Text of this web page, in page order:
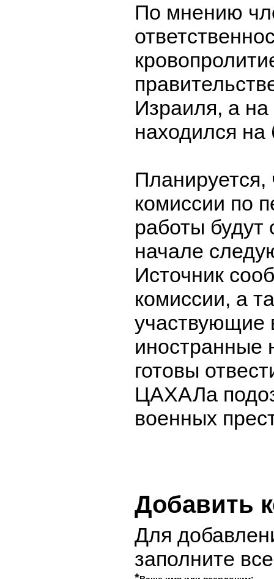
По мнению
Израиля, а на
находился на
комиссии по
работы будут
начале
Источник
комиссии, а
участвующие
иностранные
готовы
ЦАХАЛа
военных
Добавить
Для
заполните